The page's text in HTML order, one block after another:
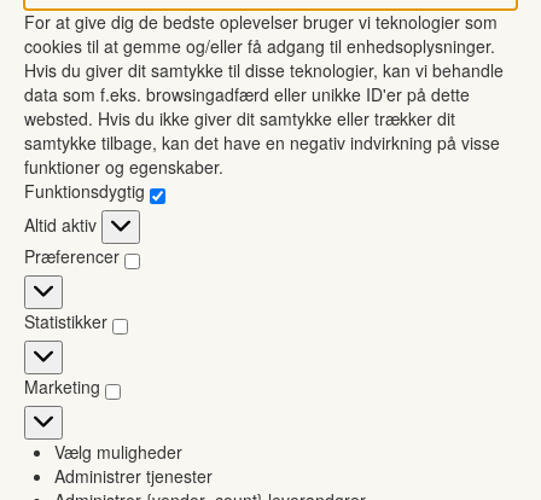
For at give dig de bedste oplevelser bruger vi teknologier som
cookies til at gemme og/eller få adgang til enhedsoplysninger.
Hvis du giver dit samtykke til disse teknologier, kan vi behandle
data som f.eks. browsingadfærd eller unikke ID'er på dette
websted. Hvis du ikke giver dit samtykke eller trækker dit
samtykke tilbage, kan det have en negativ indvirkning på visse
funktioner og egenskaber.
Funktionsdygtig
Funktionsdygtig
Altid aktiv
Præferencer
Præferencer
Statistikker
Statistikker
Marketing
Marketing
Vælg muligheder
Administrer tjenester